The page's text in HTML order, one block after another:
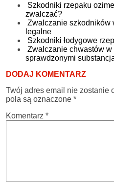
Szkodniki rzepaku
zwalczać?
Zwalczanie szkodników
legalne
Szkodniki łodygowe
Zwalczanie chwastów w
sprawdzonymi
DODAJ KOMENTARZ
Twój adres email nie zostanie
pola są oznaczone *
Komentarz *